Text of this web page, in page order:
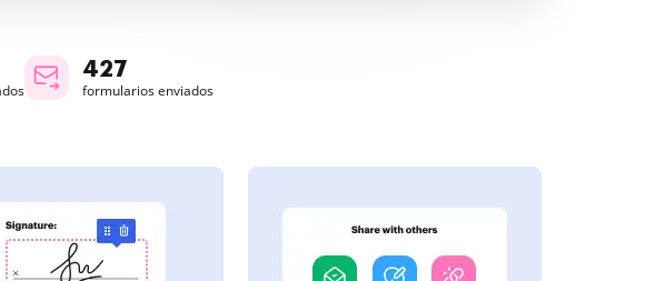
427
formularios enviados